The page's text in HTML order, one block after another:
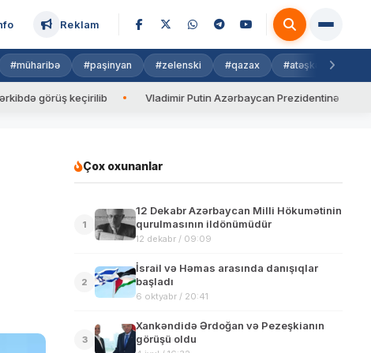
Reklam
#müharibə #paşinyan #zelenski #qazax #atəşkəs
keçirilib Vladimir Putin Azərbaycan Prezidentinə zəng edib
Çox oxunanlar
1
12 Dekabr Azərbaycan Milli Hökumətinin
qurulmasının ildönümüdür
12 dekabr / 09:09
2
İsrail və Həmas arasında danışıqlar
başladı
6 oktyabr / 20:41
3
Xankəndidə Ərdoğan və Pezeşkianın
görüşü oldu